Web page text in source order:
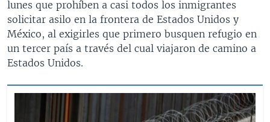
lunes que prohíben a casi todos los inmigrantes
solicitar asilo en la frontera de Estados Unidos y
México, al exigirles que primero busquen refugio en
un tercer país a través del cual viajaron de camino a
Estados Unidos.